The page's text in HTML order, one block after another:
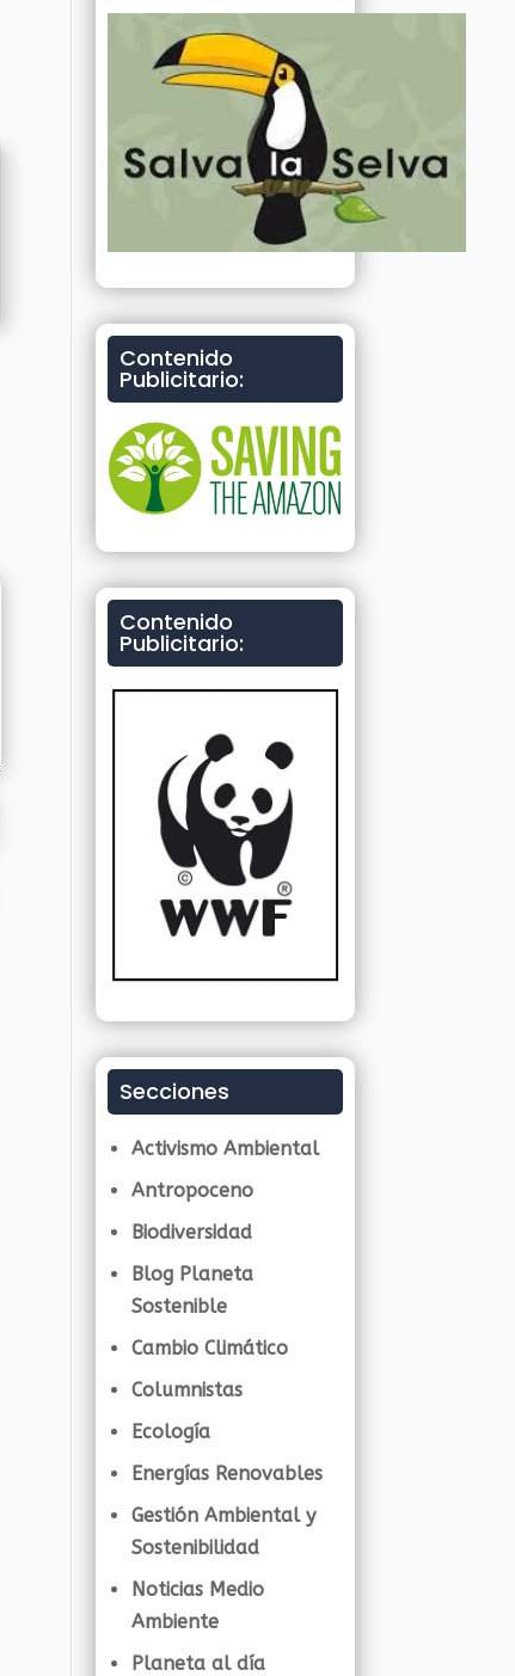
Contenido
Publicitario:
Contenido
Publicitario:
Secciones
Activismo Ambiental
Antropoceno
Biodiversidad
Blog Planeta
Sostenible
Cambio Climático
Columnistas
Ecología
Energías Renovables
Gestión Ambiental y
Sostenibilidad
Noticias Medio
Ambiente
Planeta al día